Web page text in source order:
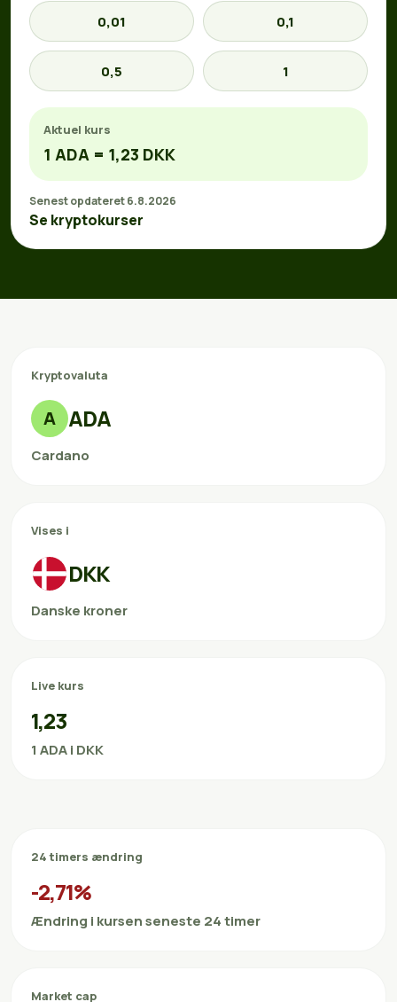
0,01 0,1
0,5 1
Aktuel kurs
1 ADA = 1,23 DKK
Senest opdateret 6.8.2026
Se kryptokurser
Kryptovaluta
A ADA
Cardano
Vises i
DKK
Danske kroner
Live kurs
1,23
1 ADA i DKK
24 timers ændring
-2,71%
Ændring i kursen seneste 24 timer
Market cap